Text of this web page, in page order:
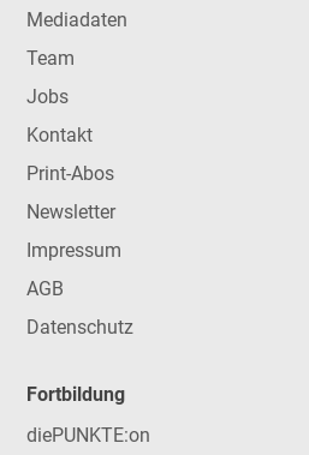
Mediadaten
Team
Jobs
Kontakt
Print-Abos
Newsletter
Impressum
AGB
Datenschutz
Fortbildung
diePUNKTE:on